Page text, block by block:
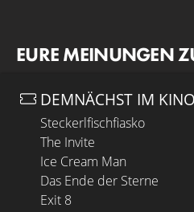
EURE MEINUNGEN
DEMNÄCHST IM KINO
Steckerlfischfiasko
The Invite
Ice Cream Man
Das Ende der Sterne
Exit 8